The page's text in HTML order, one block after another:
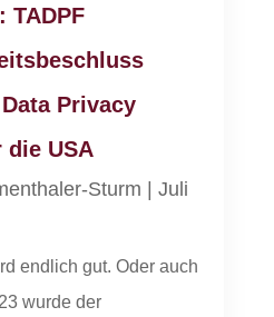
TADPF
Privacy
die USA
Sturm | Juli
endlich gut. Oder auch
wurde der